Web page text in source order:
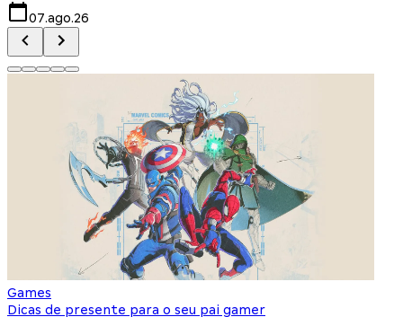
07.ago.26
Games
Dicas de presente para o seu pai gamer